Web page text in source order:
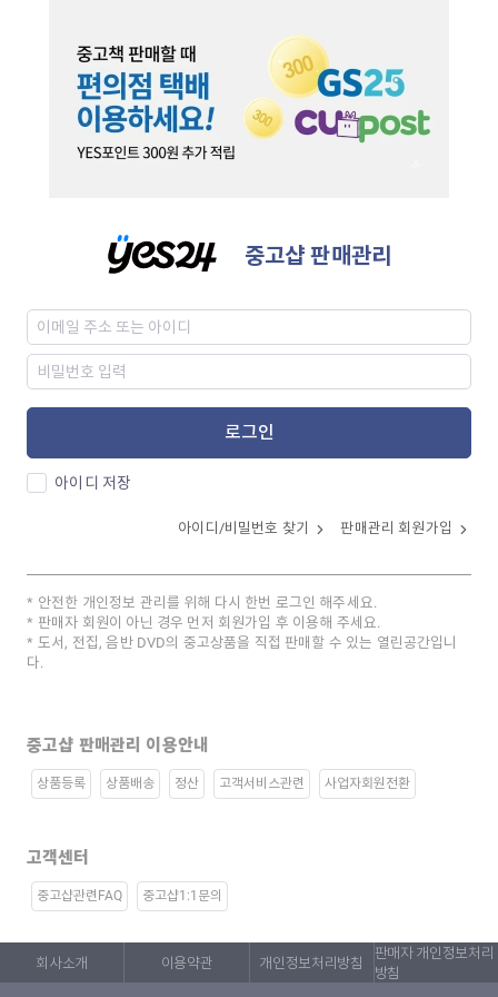
중고샵 판매관리
로그인
아이디 저장
아이디/비밀번호 찾기 판매관리 회원가입
안전한 개인정보 관리를 위해 다시 한번 로그인 해주세요.
판매자 회원이 아닌 경우 먼저 회원가입 후 이용해 주세요.
도서, 전집, 음반 DVD의 중고상품을 직접 판매할 수 있는 열린공간입니
다.
중고샵 판매관리 이용안내
상품등록 상품배송 정산 고객서비스관련 사업자회원전환
고객센터
중고샵관련FAQ 중고샵1:1문의
회사소개 이용약관 개인정보처리방침
판매자 개인정보처리
방침